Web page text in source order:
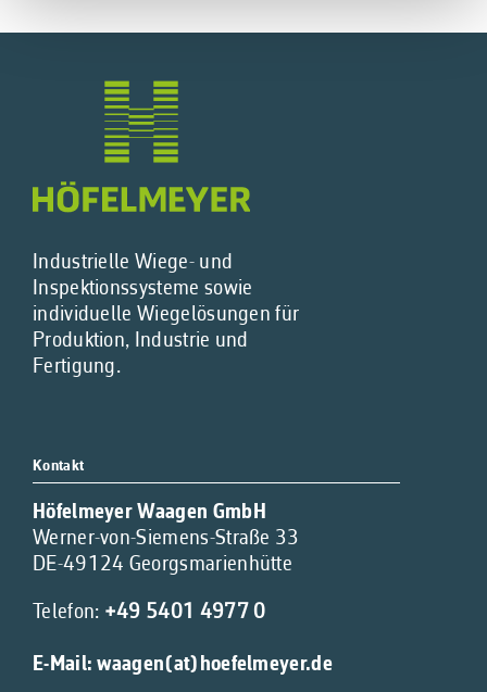
Industrielle Wiege- und
Inspektionssysteme sowie
individuelle Wiegelösungen für
Produktion, Industrie und
Fertigung.
Kontakt
Höfelmeyer Waagen GmbH
Werner-von-Siemens-Straße 33
DE-49124 Georgsmarienhütte
Telefon: +49 5401 4977 0
E-Mail:waagen(at)hoefelmeyer.de